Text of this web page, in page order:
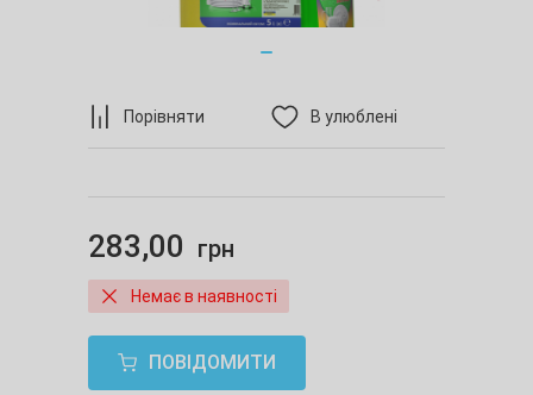
Порівняти В улюблені
283,00 грн
Немає в наявності
ПОВІДОМИТИ